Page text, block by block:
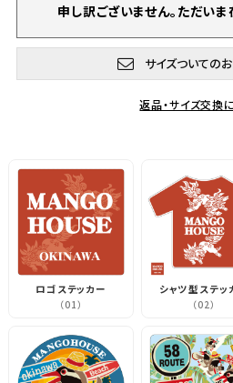
申し訳ございません。ただいま
サイズついての
返品・サイズ交換
ロゴステッカー
（01）
シャツ型ステッ
（02）